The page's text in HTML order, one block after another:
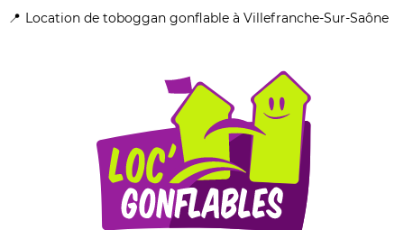
Location de toboggan gonflable à Villefranche-Sur-Saône